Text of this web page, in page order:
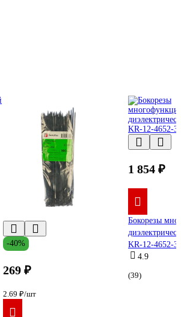
-40%
269 ₽
2.69 ₽/шт
1 854 ₽
Бокорезы
KR-12-4652-3
4.9
(39)